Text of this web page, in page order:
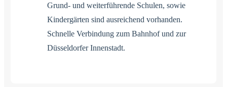
Grund- und weiterführende Schulen, sowie
Kindergärten sind ausreichend vorhanden.
Schnelle Verbindung zum Bahnhof und zur
Düsseldorfer Innenstadt.